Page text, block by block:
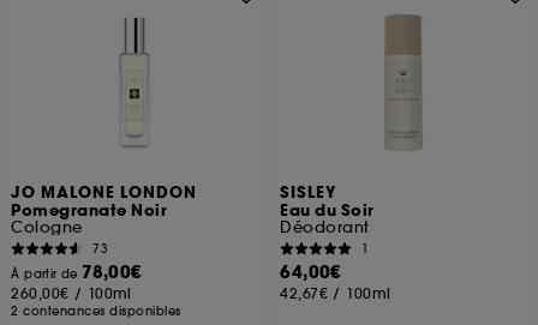
JO MALONE LONDON
Pomegranate Noir
Cologne
73
À partir de 78,00€
260,00€ / 100ml
2 contenances disponibles
SISLEY
Eau du Soir
Déodorant
1
64,00€
42,67€ / 100ml